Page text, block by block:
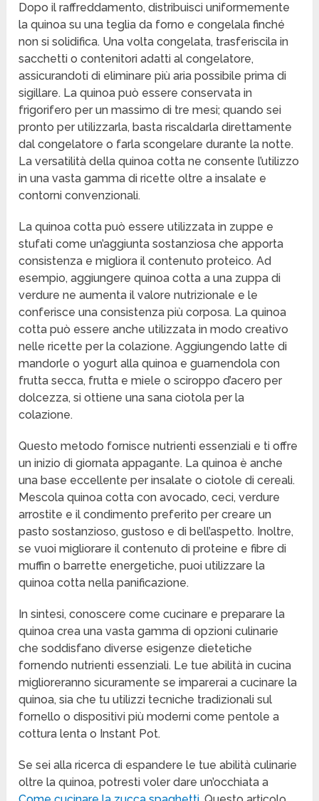
Dopo il raffreddamento, distribuisci uniformemente
la quinoa su una teglia da forno e congelala finché
non si solidifica. Una volta congelata, trasferiscila in
sacchetti o contenitori adatti al congelatore,
assicurandoti di eliminare più aria possibile prima di
sigillare. La quinoa può essere conservata in
frigorifero per un massimo di tre mesi; quando sei
pronto per utilizzarla, basta riscaldarla direttamente
dal congelatore o farla scongelare durante la notte.
La versatilità della quinoa cotta ne consente l’utilizzo
in una vasta gamma di ricette oltre a insalate e
contorni convenzionali.
La quinoa cotta può essere utilizzata in zuppe e
stufati come un’aggiunta sostanziosa che apporta
consistenza e migliora il contenuto proteico. Ad
esempio, aggiungere quinoa cotta a una zuppa di
verdure ne aumenta il valore nutrizionale e le
conferisce una consistenza più corposa. La quinoa
cotta può essere anche utilizzata in modo creativo
nelle ricette per la colazione. Aggiungendo latte di
mandorle o yogurt alla quinoa e guarnendola con
frutta secca, frutta e miele o sciroppo d’acero per
dolcezza, si ottiene una sana ciotola per la
colazione.
Questo metodo fornisce nutrienti essenziali e ti offre
un inizio di giornata appagante. La quinoa è anche
una base eccellente per insalate o ciotole di cereali.
Mescola quinoa cotta con avocado, ceci, verdure
arrostite e il condimento preferito per creare un
pasto sostanzioso, gustoso e di bell’aspetto. Inoltre,
se vuoi migliorare il contenuto di proteine e fibre di
muffin o barrette energetiche, puoi utilizzare la
quinoa cotta nella panificazione.
In sintesi, conoscere come cucinare e preparare la
quinoa crea una vasta gamma di opzioni culinarie
che soddisfano diverse esigenze dietetiche
fornendo nutrienti essenziali. Le tue abilità in cucina
miglioreranno sicuramente se imparerai a cucinare la
quinoa, sia che tu utilizzi tecniche tradizionali sul
fornello o dispositivi più moderni come pentole a
cottura lenta o Instant Pot.
Se sei alla ricerca di espandere le tue abilità culinarie
oltre la quinoa, potresti voler dare un’occhiata a